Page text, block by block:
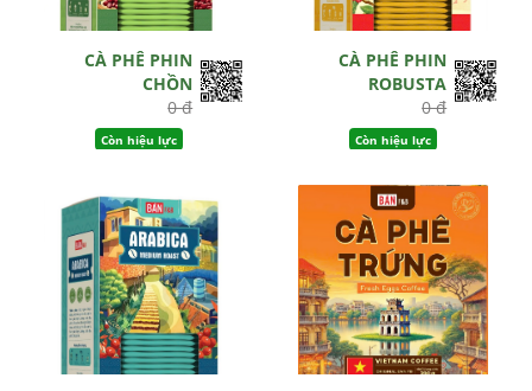
CÀ PHÊ PHIN
CHỒN
0 đ
Còn hiệu lực
CÀ PHÊ PHIN
ROBUSTA
0 đ
Còn hiệu lực